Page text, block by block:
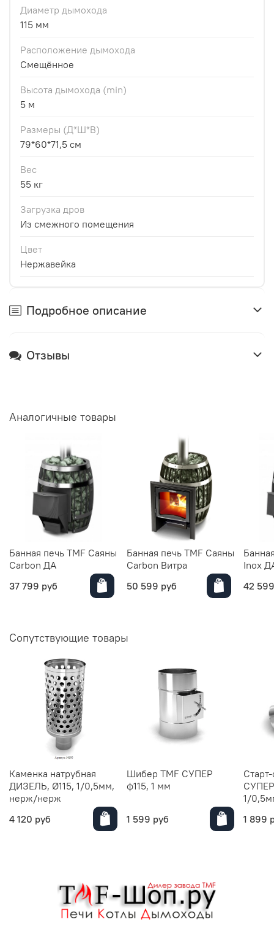
Диаметр дымохода
115 мм
Расположение дымохода
Смещённое
Высота дымохода (min)
5 м
Размеры (Д*Ш*В)
79*60*71,5 см
Вес
55 кг
Загрузка дров
Из смежного помещения
Цвет
Нержавейка
Подробное описание
Отзывы
Аналогичные товары
Банная печь TMF Саяны
Carbon ДА
37 799 руб
Банная печь TMF Саяны
Carbon Витра
50 599 руб
Inox
42
Сопутствующие товары
Каменка натрубная
ДИЗЕЛЬ, Ø115, 1/0,5мм,
нерж/нерж
4 120 руб
Шибер TMF СУПЕР
ф115, 1 мм
1 599 руб
СУПЕР
1/
1 899